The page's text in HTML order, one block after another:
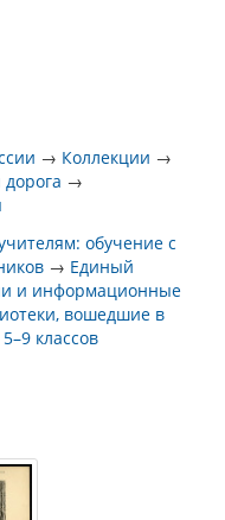
→ Коллекции →
→
обучение с
→ Единый
и информационные
вошедшие в
классов